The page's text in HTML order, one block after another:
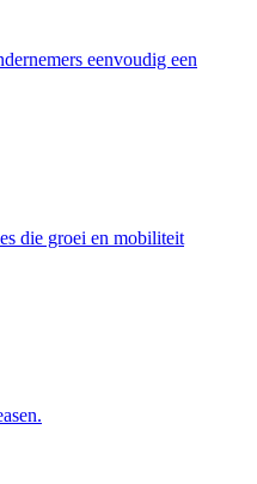
eenvoudig een
die groei en mobiliteit